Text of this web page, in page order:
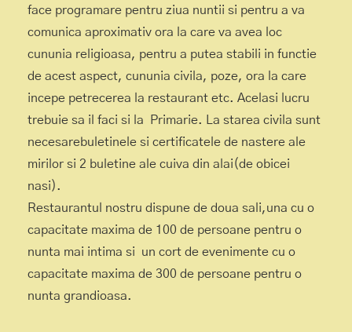
face programare pentru ziua nuntii si pentru a va
comunica aproximativ ora la care va avea loc
cununia religioasa, pentru a putea stabili in functie
de acest aspect, cununia civila, poze, ora la care
incepe petrecerea la restaurant etc. Acelasi lucru
trebuie sa il faci si la Primarie. La starea civila sunt
necesarebuletinele si certificatele de nastere ale
mirilor si 2 buletine ale cuiva din alai(de obicei
nasi).
Restaurantul nostru dispune de doua sali,una cu o
capacitate maxima de 100 de persoane pentru o
nunta mai intima si un cort de evenimente cu o
capacitate maxima de 300 de persoane pentru o
nunta grandioasa.